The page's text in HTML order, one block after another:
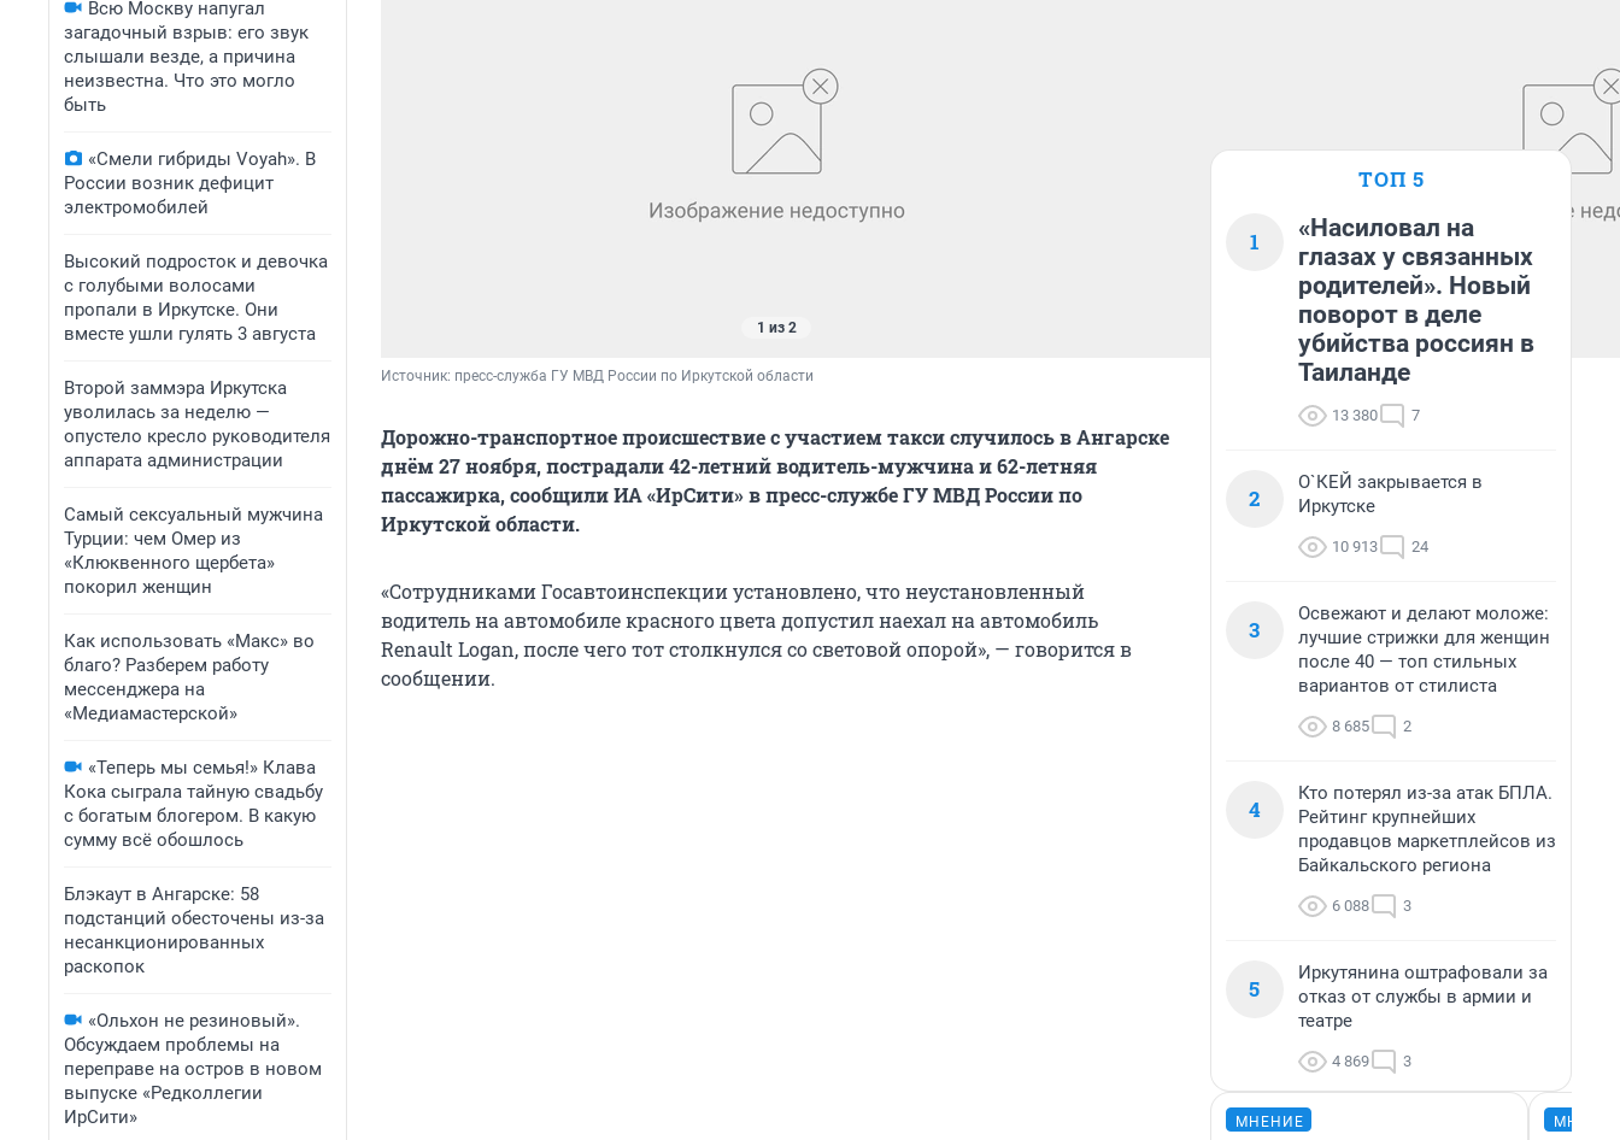
Всю Москву напугал
загадочный взрыв: его звук
слышали везде, а причина
неизвестна. Что это могло
быть
«Смели гибриды Voyah». В
России возник дефицит
электромобилей
Высокий подросток и девочка
с голубыми волосами
пропали в Иркутске. Они
вместе ушли гулять 3 августа
Второй заммэра Иркутска
уволилась за неделю —
опустело кресло руководителя
аппарата администрации
Самый сексуальный мужчина
Турции: чем Омер из
«Клюквенного щербета»
покорил женщин
Как использовать «Макс» во
благо? Разберем работу
мессенджера на
«Медиамастерской»
«Теперь мы семья!» Клава
Кока сыграла тайную свадьбу
с богатым блогером. В какую
сумму всё обошлось
Блэкаут в Ангарске: 58
подстанций обесточены из-за
несанкционированных
раскопок
«Ольхон не резиновый».
Обсуждаем проблемы на
переправе на остров в новом
выпуске «Редколлегии
ИрСити»
1 из 2
Источник: пресс-служба ГУ МВД России по Иркутской области
Дорожно-транспортное происшествие с участием такси случилось в Ангарске
днём 27 ноября, пострадали 42-летний водитель-мужчина и 62-летняя
пассажирка, сообщили ИА «ИрСити» в пресс-службе ГУ МВД России по
Иркутской области.
«Сотрудниками Госавтоинспекции установлено, что неустановленный
водитель на автомобиле красного цвета допустил наехал на автомобиль
Renault Logan, после чего тот столкнулся со световой опорой», — говорится в
сообщении.
ТОП 5
1
«Насиловал на
глазах у связанных
родителей». Новый
поворот в деле
убийства россиян в
Таиланде
13 380 7
2
О`КЕЙ закрывается в
Иркутске
10 913 24
3
Освежают и делают моложе:
лучшие стрижки для женщин
после 40 — топ стильных
вариантов от стилиста
8 685 2
4
Кто потерял из-за атак БПЛА.
Рейтинг крупнейших
продавцов маркетплейсов из
Байкальского региона
6 088 3
5
Иркутянина оштрафовали за
отказ от службы в армии и
театре
4 869 3
МНЕНИЕ